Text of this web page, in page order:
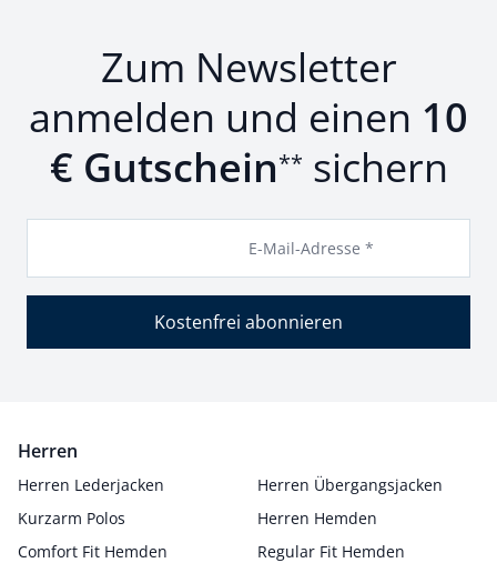
Zum Newsletter
anmelden und einen 10
€ Gutschein** sichern
E-Mail-Adresse *
Kostenfrei abonnieren
Herren
Herren Lederjacken
Herren Übergangsjacken
Kurzarm Polos
Herren Hemden
Comfort Fit Hemden
Regular Fit Hemden